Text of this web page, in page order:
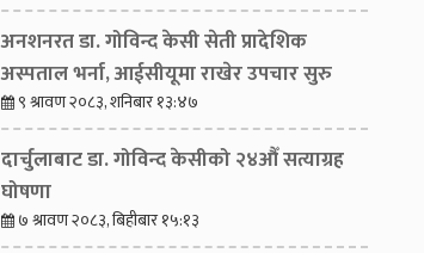
अनशनरत डा. गोविन्द केसी सेती प्रादेशिक
अस्पताल भर्ना, आईसीयूमा राखेर उपचार सुरु
९ श्रावण २०८३, शनिबार १३:४७
दार्चुलाबाट डा. गोविन्द केसीको २४औँ सत्याग्रह
घोषणा
७ श्रावण २०८३, बिहीबार १५:१३